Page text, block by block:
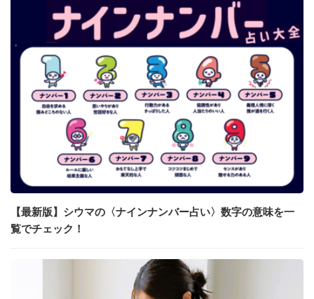
【最新版】シウマの〈ナインナンバー占い〉数字の意味を一
覧でチェック！